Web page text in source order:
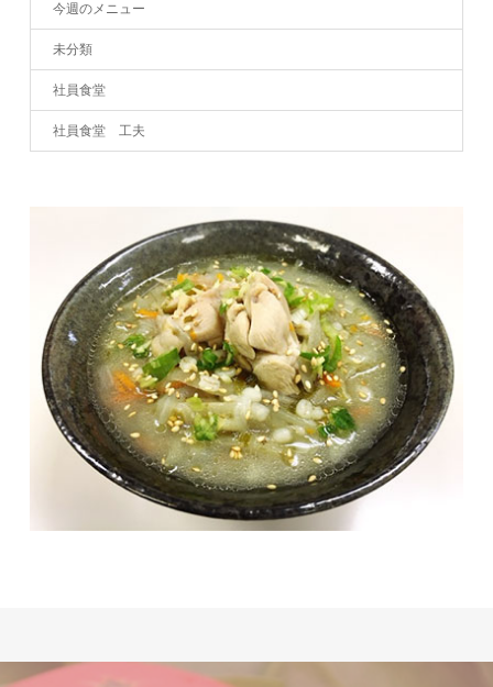
今週のメニュー
未分類
社員食堂
社員食堂 工夫